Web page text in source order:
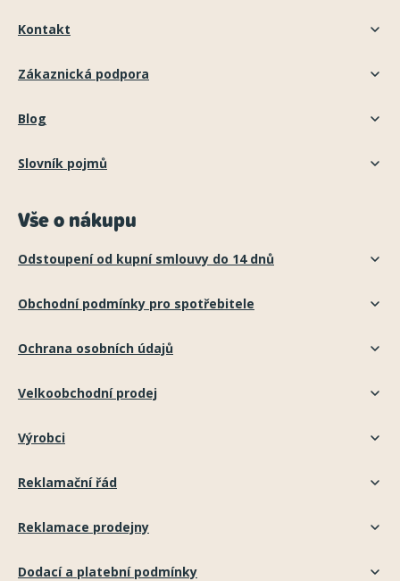
Kontakt
Zákaznická podpora
Blog
Slovník pojmů
Vše o nákupu
Odstoupení od kupní smlouvy do 14 dnů
Obchodní podmínky pro spotřebitele
Ochrana osobních údajů
Velkoobchodní prodej
Výrobci
Reklamační řád
Reklamace prodejny
Dodací a platební podmínky